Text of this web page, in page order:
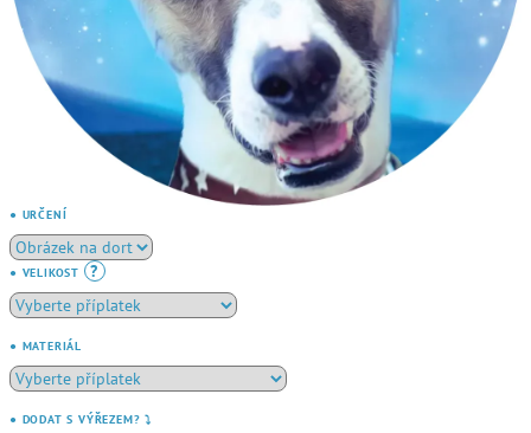
● URČENÍ
● VELIKOST ?
● MATERIÁL
● DODAT S VÝŘEZEM? ⤵️